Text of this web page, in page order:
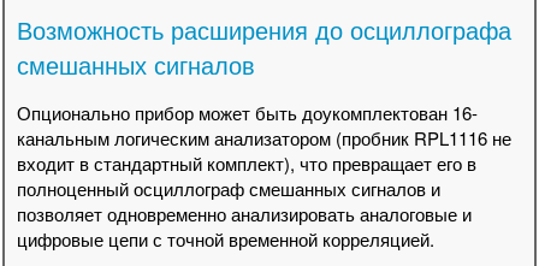
Возможность расширения до осциллографа
смешанных сигналов
Опционально прибор может быть доукомплектован 16-
канальным логическим анализатором (пробник RPL1116 не
входит в стандартный комплект), что превращает его в
полноценный осциллограф смешанных сигналов и
позволяет одновременно анализировать аналоговые и
цифровые цепи с точной временной корреляцией.